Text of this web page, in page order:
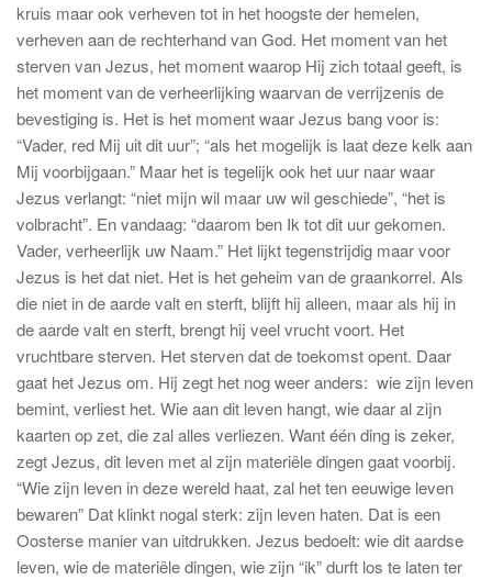
kruis maar ook verheven tot in het hoogste der hemelen,
verheven aan de rechterhand van God. Het moment van het
sterven van Jezus, het moment waarop Hij zich totaal geeft, is
het moment van de verheerlijking waarvan de verrijzenis de
bevestiging is. Het is het moment waar Jezus bang voor is:
“Vader, red Mij uit dit uur”; “als het mogelijk is laat deze kelk aan
Mij voorbijgaan.” Maar het is tegelijk ook het uur naar waar
Jezus verlangt: “niet mijn wil maar uw wil geschiede”, “het is
volbracht”. En vandaag: “daarom ben Ik tot dit uur gekomen.
Vader, verheerlijk uw Naam.” Het lijkt tegenstrijdig maar voor
Jezus is het dat niet. Het is het geheim van de graankorrel. Als
die niet in de aarde valt en sterft, blijft hij alleen, maar als hij in
de aarde valt en sterft, brengt hij veel vrucht voort. Het
vruchtbare sterven. Het sterven dat de toekomst opent. Daar
gaat het Jezus om. Hij zegt het nog weer anders: wie zijn leven
bemint, verliest het. Wie aan dit leven hangt, wie daar al zijn
kaarten op zet, die zal alles verliezen. Want één ding is zeker,
zegt Jezus, dit leven met al zijn materiële dingen gaat voorbij.
“Wie zijn leven in deze wereld haat, zal het ten eeuwige leven
bewaren” Dat klinkt nogal sterk: zijn leven haten. Dat is een
Oosterse manier van uitdrukken. Jezus bedoelt: wie dit aardse
leven, wie de materiële dingen, wie zijn “ik” durft los te laten ter